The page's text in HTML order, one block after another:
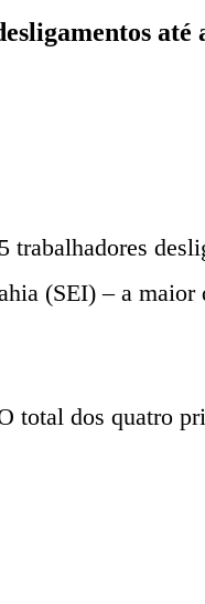
até
(SEI) – a
dos quatro